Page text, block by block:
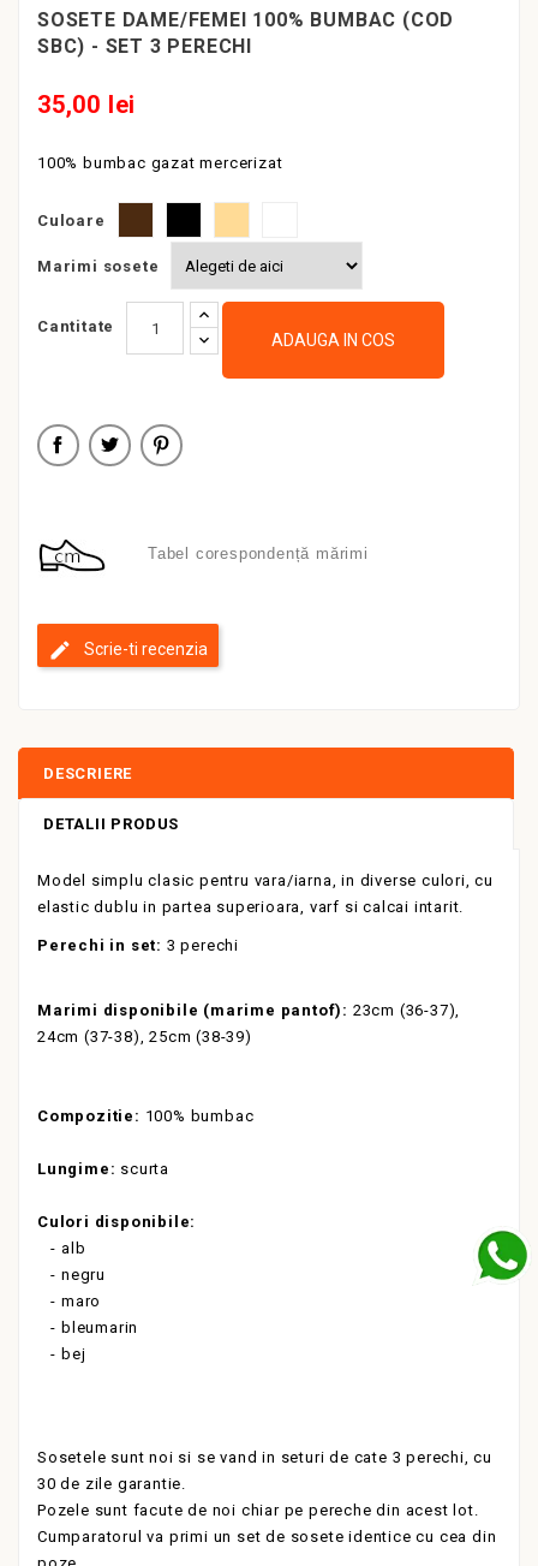
SOSETE DAME/FEMEI 100% BUMBAC (COD
SBC) - SET 3 PERECHI
35,00 lei
100% bumbac gazat mercerizat
Culoare
Marimi sosete
Cantitate
ADAUGA IN COS
Tabel corespondență mărimi
Scrie-ti recenzia
DESCRIERE
DETALII PRODUS
Model simplu clasic pentru vara/iarna, in diverse culori, cu
elastic dublu in partea superioara, varf si calcai intarit.
Perechi in set: 3 perechi
Marimi disponibile (marime pantof): 23cm (36-37),
24cm (37-38), 25cm (38-39)
Compozitie: 100% bumbac
Lungime: scurta
Culori disponibile:
- alb
- negru
- maro
- bleumarin
- bej
Sosetele sunt noi si se vand in seturi de cate 3 perechi, cu
30 de zile garantie.
Pozele sunt facute de noi chiar pe pereche din acest lot.
Cumparatorul va primi un set de sosete identice cu cea din